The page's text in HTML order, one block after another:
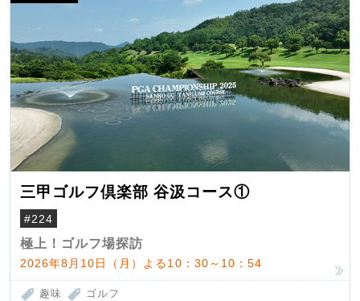
三甲ゴルフ倶楽部 谷汲コース①
#224
極上！ゴルフ場探訪
2026年8月10日（月）よる10：30～10：54
趣味 ゴルフ